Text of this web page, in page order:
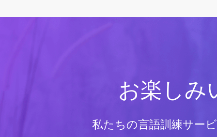
お楽しみ
私たちの言語訓練サー